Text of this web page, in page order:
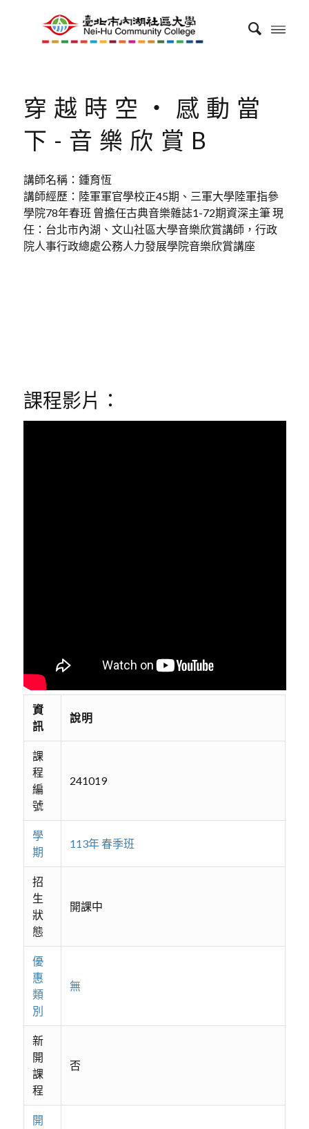
穿越時空‧感動當
下-音樂欣賞B
講師名稱：鍾育恆
講師經歷：陸軍軍官學校正45期、三軍大學陸軍指參
學院78年春班 曾擔任古典音樂雜誌1-72期資深主筆 現
任：台北市內湖、文山社區大學音樂欣賞講師，行政
院人事行政總處公務人力發展學院音樂欣賞講座
課程影片：
資
訊
說明
課
程
編
號
241019
學
期
113年 春季班
招
生
狀
態
開課中
優
惠
類
別
無
新
開
課
程
否
開